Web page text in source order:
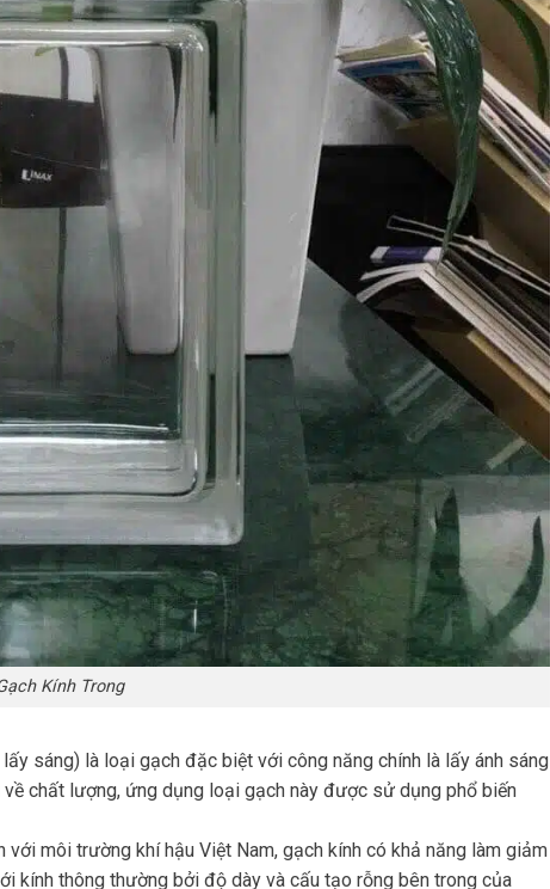
Kính Trong
sáng) là loại gạch đặc biệt với công năng chính là lấy ánh sáng
chất lượng, ứng dụng loại gạch này được sử dụng phổ biến
môi trường khí hậu Việt Nam, gạch kính có khả năng làm giảm
kính thông thường bởi độ dày và cấu tạo rỗng bên trong của